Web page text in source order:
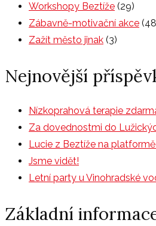
Workshopy Beztíže (29)
Zábavně-motivační akce
Zažít město jinak (3)
Nejnovější
Nízkoprahová terapie
Za dovednostmi do
Lucie z Beztíže na
Jsme vidět!
Letní party u Vinohradské
Základní